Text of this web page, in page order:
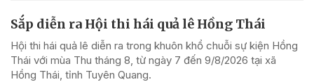
Sắp diễn ra Hội thi hái quả lê Hồng Thái
Hội thi hái quả lê diễn ra trong khuôn khổ chuỗi sự kiện Hồng
Thái với mùa Thu tháng 8, từ ngày 7 đến 9/8/2026 tại xã
Hồng Thái, tỉnh Tuyên Quang.